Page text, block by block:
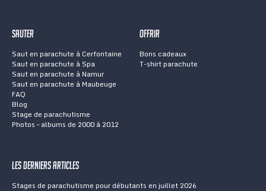
Sauter
Saut en parachute à Cerfontaine
Saut en parachute à Spa
Saut en parachute à Namur
Saut en parachute à Maubeuge
FAQ
Blog
Stage de parachutisme
Photos – albums de 2000 à 2012
Offrir
Bons cadeaux
T-shirt parachute
Les derniers articles
Stages de parachutisme pour débutants en juillet 2026